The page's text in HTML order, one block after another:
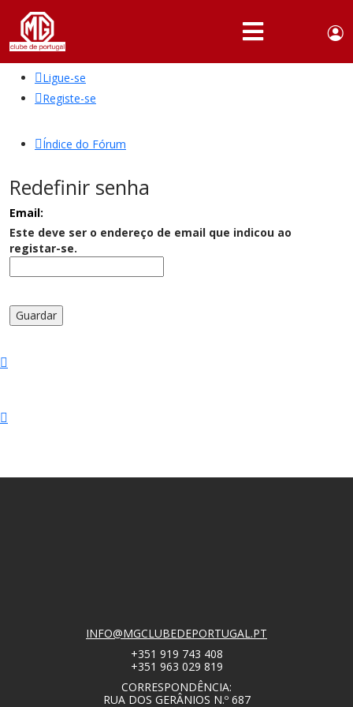
Portuguese,
English
QUEM
SOMOS
NOTÍCIAS
FÓRUM
MG
Ligue-se
Registe-se
Índice do Fórum
Redefinir senha
Email:
Este deve ser o endereço de email que indicou ao
registar-se.
INFO@MGCLUBEDEPORTUGAL.PT
+351 919 743 408
+351 963 029 819
CORRESPONDÊNCIA:
RUA DOS GERÂNIOS N.º 687